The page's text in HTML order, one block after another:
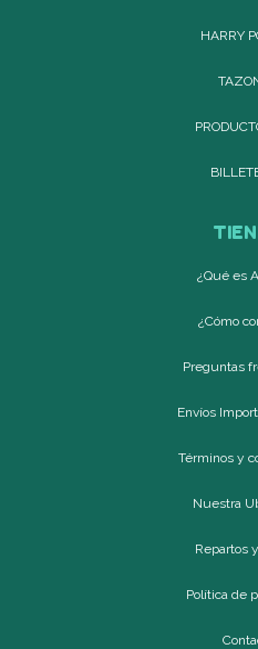
HARRY
¿Qué es
¿Cómo
Preguntas
Envíos
Términos y
Nuestra
Repartos
Política de